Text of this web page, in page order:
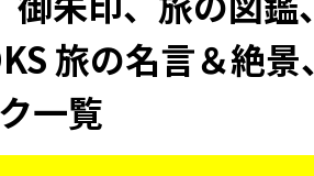
旅の名言＆絶景、
一覧